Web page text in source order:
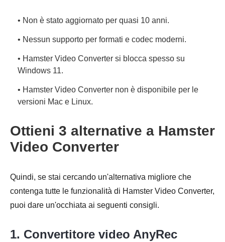
• Non è stato aggiornato per quasi 10 anni.
• Nessun supporto per formati e codec moderni.
• Hamster Video Converter si blocca spesso su
Windows 11.
• Hamster Video Converter non è disponibile per le
versioni Mac e Linux.
Ottieni 3 alternative a Hamster
Video Converter
Quindi, se stai cercando un'alternativa migliore che
contenga tutte le funzionalità di Hamster Video Converter,
puoi dare un'occhiata ai seguenti consigli.
1. Convertitore video AnyRec